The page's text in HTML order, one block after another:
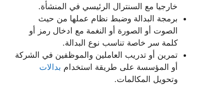
خارجيا مع السنترال الرئيسي في المنشأة.
برمجة البدالة وضبط نظام عملها من حيث
الصوت أو الصورة أو النغمة مع ادخال رمز أو
كلمة سر خاصة تناسب نوع البدالة.
تمرين أو تدريب العاملين والموظفين في الشركة
أو المؤسسة على طريقة استخدام بدالات
وتحويل المكالمات.